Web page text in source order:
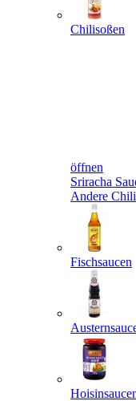
Chilisoßen
öffnen
Sriracha
Andere
Fischsaucen